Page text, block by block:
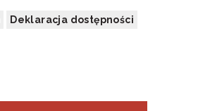
Deklaracja dostępności